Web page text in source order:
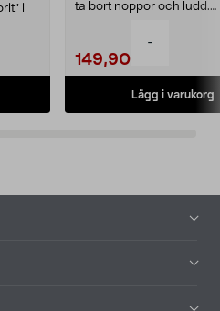
-
i
ta bort noppor och ludd.
149,90
Lägg i varukorg